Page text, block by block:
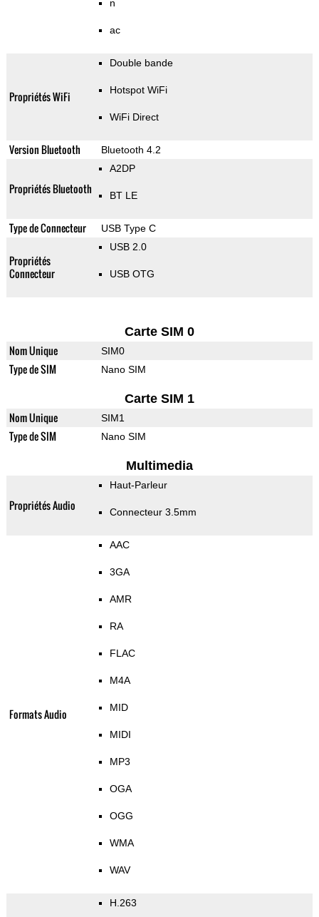
n
ac
Propriétés WiFi
Double bande
Hotspot WiFi
WiFi Direct
Version Bluetooth Bluetooth 4.2
Propriétés Bluetooth
A2DP
BT LE
Type de Connecteur USB Type C
Propriétés
Connecteur
USB 2.0
USB OTG
Carte SIM 0
Nom Unique SIM0
Type de SIM Nano SIM
Carte SIM 1
Nom Unique SIM1
Type de SIM Nano SIM
Multimedia
Propriétés Audio
Haut-Parleur
Connecteur 3.5mm
Formats Audio
AAC
3GA
AMR
RA
FLAC
M4A
MID
MIDI
MP3
OGA
OGG
WMA
WAV
H.263